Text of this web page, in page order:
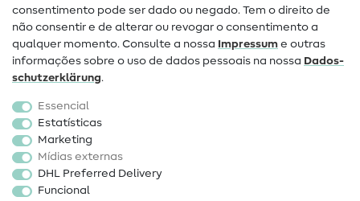
Perguntas frequentes (FAQ)
Direito de cancelamento
Popular
Tecidos
Acessórios de costura
Promoção
consentimento pode ser dado ou negado. Tem o direito de
não consentir e de alterar ou revogar o consentimento a
qualquer momento. Consulte a nossa Impressum e outras
informações sobre o uso de dados pessoais na nossa Dados­
schutz­erklärung.
Essencial
Estatísticas
Marketing
Mídias externas
DHL Preferred Delivery
Funcional